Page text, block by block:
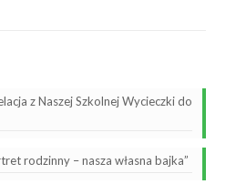
z Naszej Szkolnej Wycieczki do
rodzinny – nasza własna bajka”